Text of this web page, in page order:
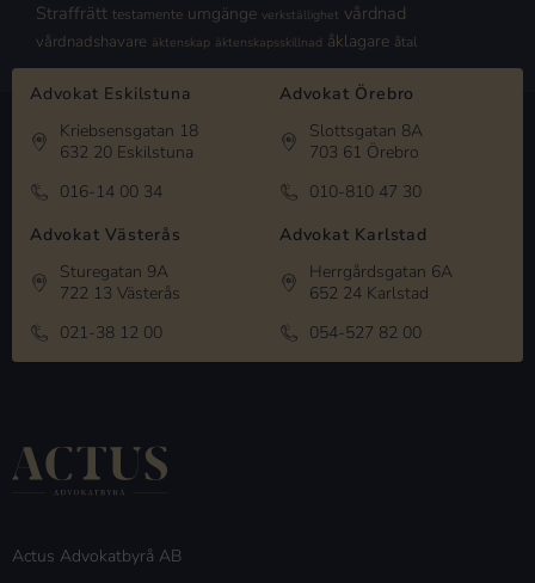
Straffrätt testamente umgänge verkställighet vårdnad
vårdnadshavare äktenskap äktenskapsskillnad åklagare åtal
Advokat Eskilstuna
Kriebsensgatan 18
632 20 Eskilstuna
016-14 00 34
Advokat Örebro
Slottsgatan 8A
703 61 Örebro
010-810 47 30
Advokat Västerås
Sturegatan 9A
722 13 Västerås
021-38 12 00
Advokat Karlstad
Herrgårdsgatan 6A
652 24 Karlstad
054-527 82 00
Actus Advokatbyrå AB